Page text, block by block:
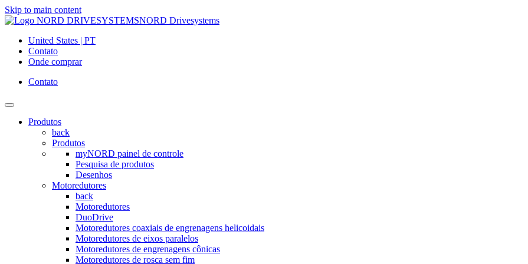
Skip to main content
NORD Drivesystems
United States | PT
Contato
Onde comprar
Contato
Produtos
back
Produtos
myNORD painel de controle
Pesquisa de produtos
Desenhos
Motoredutores
back
Motoredutores
DuoDrive
Motoredutores coaxiais de engrenagens helicoidais
Motoredutores de eixos paralelos
Motoredutores de engrenagens cônicas
Motoredutores de rosca sem fim